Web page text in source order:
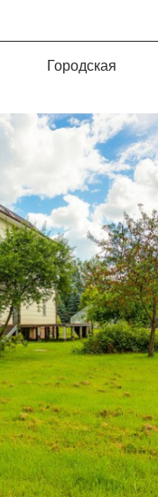
Городская